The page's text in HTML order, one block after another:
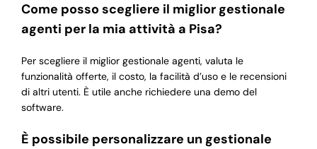
Come posso scegliere il miglior gestionale
agenti per la mia attività a Pisa?
Per scegliere il miglior gestionale agenti, valuta le
funzionalità offerte, il costo, la facilità d’uso e le recensioni
di altri utenti. È utile anche richiedere una demo del
software.
È possibile personalizzare un gestionale